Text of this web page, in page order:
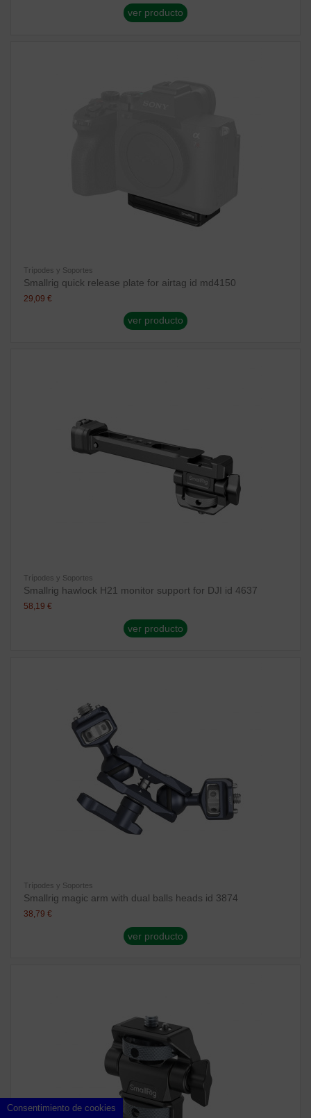
ver producto
Trípodes y Soportes
Smallrig quick release plate for airtag id md4150
29,09 €
ver producto
Trípodes y Soportes
Smallrig hawlock H21 monitor support for DJI id 4637
58,19 €
ver producto
Trípodes y Soportes
Smallrig magic arm with dual balls heads id 3874
38,79 €
ver producto
Consentimiento de cookies